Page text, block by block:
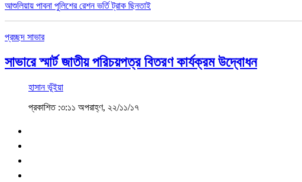
আশুলিয়ায় পাবনা পুলিশের রেশন ভর্তি ট্রাক ছিনতাই
প্রচ্ছদ সাভার
সাভারে স্মার্ট জাতীয় পরিচয়পত্র বিতরণ কার্যক্রম উদ্বোধন
হাসান ভূঁইয়া
প্রকাশিত :৩:১১ অপরাহ্ণ, ২২/১১/১৭